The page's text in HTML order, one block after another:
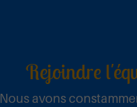
Rejoindre
Nous avons